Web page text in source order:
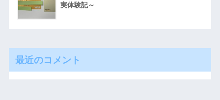
実体験記～
最近のコメント